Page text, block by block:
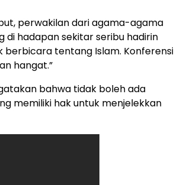
perwakilan dari agama-agama
hadapan sekitar seribu hadirin
tentang Islam. Konferensi
hangat.”
bahwa tidak boleh ada
memiliki hak untuk menjelekkan